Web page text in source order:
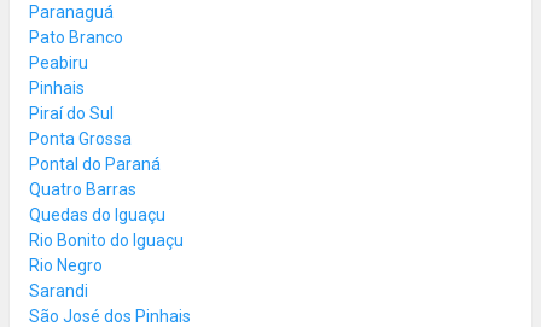
Paranaguá
Pato Branco
Peabiru
Pinhais
Piraí do Sul
Ponta Grossa
Pontal do Paraná
Quatro Barras
Quedas do Iguaçu
Rio Bonito do Iguaçu
Rio Negro
Sarandi
São José dos Pinhais